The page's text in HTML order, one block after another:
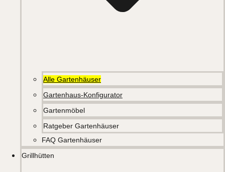
Alle Gartenhäuser
Gartenhaus-Konfigurator
Gartenmöbel
Ratgeber Gartenhäuser
FAQ Gartenhäuser
Grillhütten